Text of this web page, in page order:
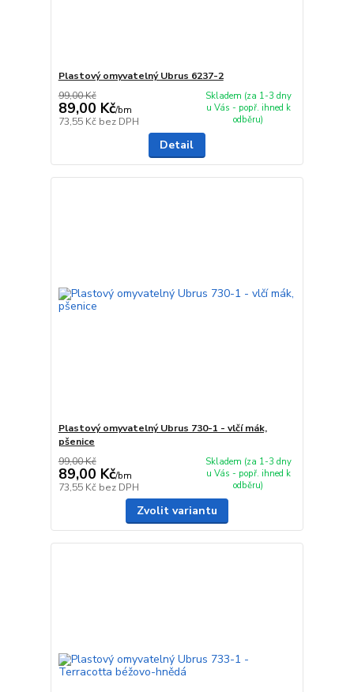
Plastový omyvatelný Ubrus 6237-2
99,00 Kč
89,00 Kč/bm
73,55 Kč bez DPH
Skladem (za 1-3 dny
u Vás - popř. ihned k
odběru)
Detail
Plastový omyvatelný Ubrus 730-1 - vlčí mák,
pšenice
99,00 Kč
89,00 Kč/bm
73,55 Kč bez DPH
Skladem (za 1-3 dny
u Vás - popř. ihned k
odběru)
Zvolit variantu